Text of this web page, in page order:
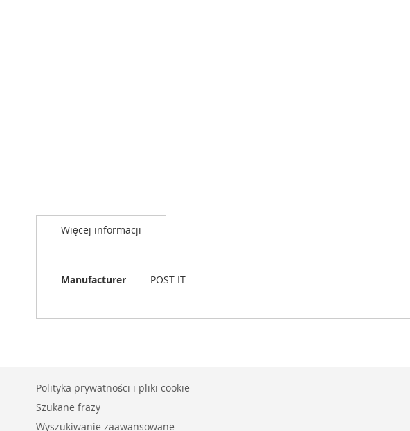
Więcej informacji
Więcej
Manufacturer POST-IT
Polityka prywatności i pliki cookie
Szukane frazy
Wyszukiwanie zaawansowane